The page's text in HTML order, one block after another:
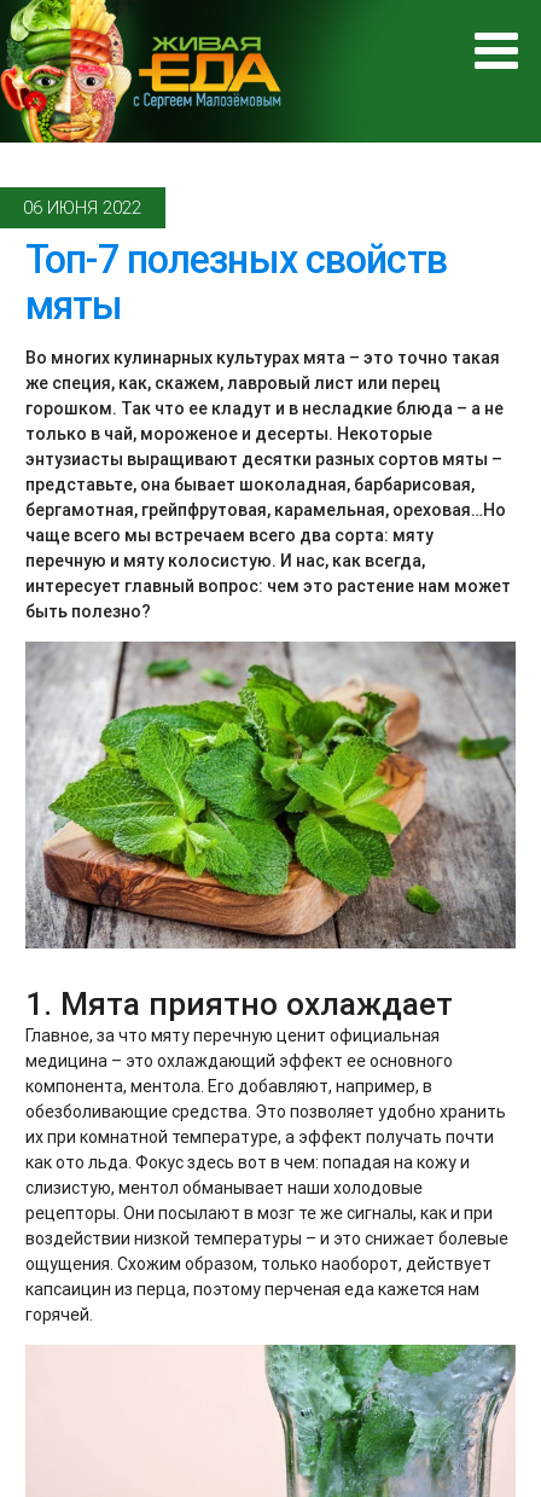
06 ИЮНЯ 2022
Топ-7 полезных свойств
мяты
Во многих кулинарных культурах мята – это точно такая
же специя, как, скажем, лавровый лист или перец
горошком. Так что ее кладут и в несладкие блюда – а не
только в чай, мороженое и десерты. Некоторые
энтузиасты выращивают десятки разных сортов мяты –
представьте, она бывает шоколадная, барбарисовая,
бергамотная, грейпфрутовая, карамельная, ореховая…Но
чаще всего мы встречаем всего два сорта: мяту
перечную и мяту колосистую. И нас, как всегда,
интересует главный вопрос: чем это растение нам может
быть полезно?
1. Мята приятно охлаждает
Главное, за что мяту перечную ценит официальная
медицина – это охлаждающий эффект ее основного
компонента, ментола. Его добавляют, например, в
обезболивающие средства. Это позволяет удобно хранить
их при комнатной температуре, а эффект получать почти
как ото льда. Фокус здесь вот в чем: попадая на кожу и
слизистую, ментол обманывает наши холодовые
рецепторы. Они посылают в мозг те же сигналы, как и при
воздействии низкой температуры – и это снижает болевые
ощущения. Схожим образом, только наоборот, действует
капсаицин из перца, поэтому перченая еда кажется нам
горячей.